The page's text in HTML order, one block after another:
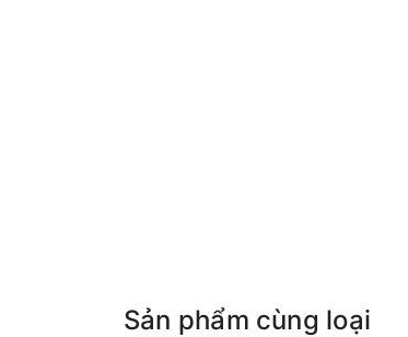
Sản phẩm cùng loại